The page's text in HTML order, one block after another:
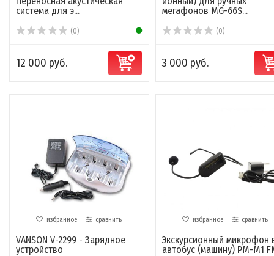
система для э...
(0)
12 000 руб.
мегафонов MG-66S...
(0)
3 000 руб.
избранное сравнить
VANSON V-2299 - Зарядное
устройство
избранное сравнить
Экскурсионный микрофон
автобус (машину) РМ-М1